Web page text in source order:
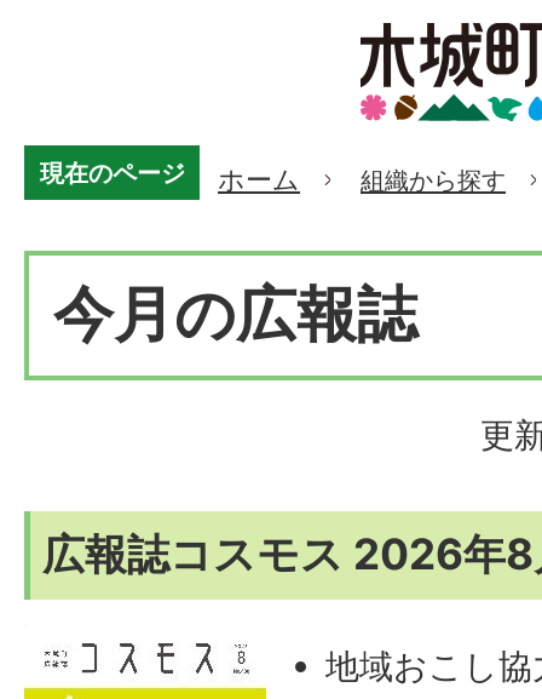
現在のページ ホーム 組織から探す
今月の広報誌
更
広報誌コスモス 2026年8
地域おこし